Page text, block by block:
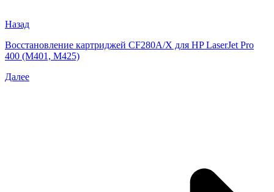
Назад
Восстановление картриджей CF280A/X для HP LaserJet Pro
400 (M401, M425)
Далее